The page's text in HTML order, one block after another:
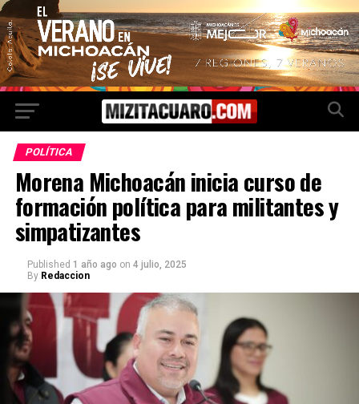
POLÍTICA
Morena Michoacán inicia curso de
formación política para militantes y
simpatizantes
Published 1 año ago on 4 julio, 2025
By Redaccion